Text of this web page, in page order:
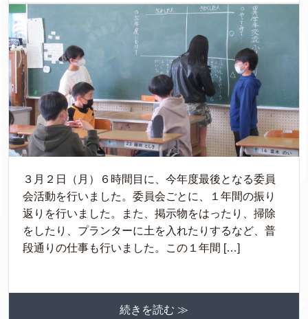
３月２日（月）６時間目に、今年度最後となる委員
会活動を行いました。委員会ごとに、１年間の振り
返りを行いました。また、掲示物をはったり、掃除
をしたり、プランターに土を入れたりするなど、普
段通りの仕事も行いました。この１年間 […]
続きを読む ≫